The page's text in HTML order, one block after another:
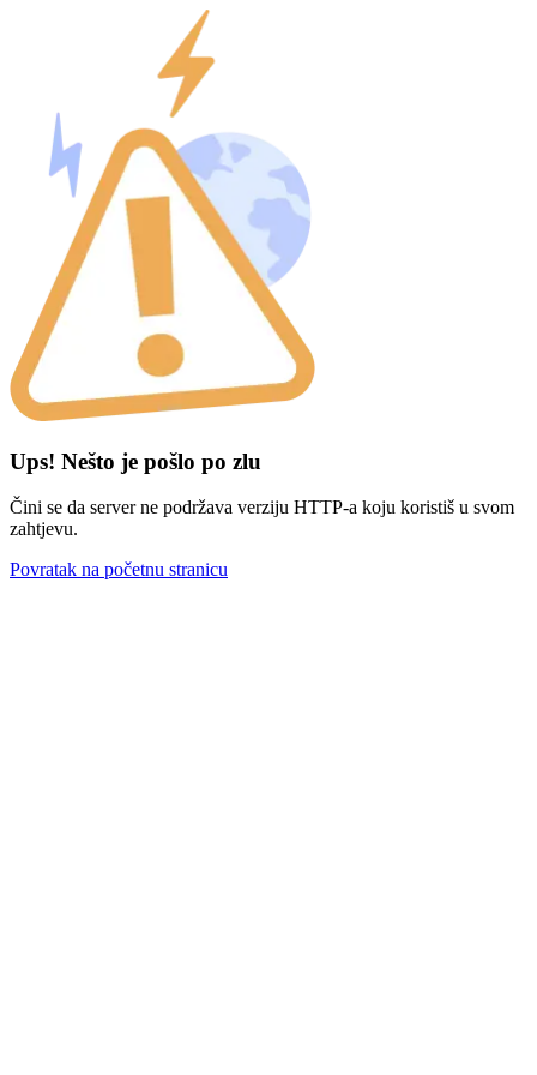
Ups! Nešto je pošlo po zlu
Čini se da server ne podržava verziju HTTP-a koju koristiš u svom
zahtjevu.
Povratak na početnu stranicu